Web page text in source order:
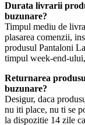
Durata livrarii
buzunare?
Timpul mediu de
plasarea comenzii,
produsul Pantaloni
timpul week-end-
Returnarea
buzunare?
Desigur, daca
nu iti place, nu ti se
la dispozitie 14 zile